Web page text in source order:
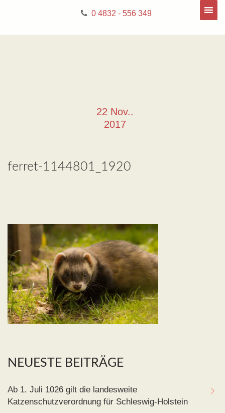
0 4832 - 556 349
22 Nov..
2017
ferret-1144801_1920
NEUESTE BEITRÄGE
Ab 1. Juli 1026 gilt die landesweite
Katzenschutzverordnung für Schleswig-Holstein